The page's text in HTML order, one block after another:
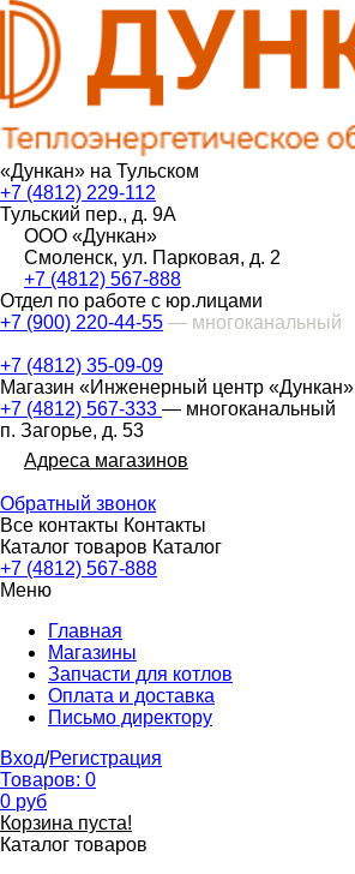
«Дункан» на Тульском
+7 (4812) 229-112
Тульский пер., д. 9А
ООО «Дункан»
Смоленск, ул. Парковая, д. 2
+7 (4812) 567-888
Отдел по работе с юр.лицами
+7 (900) 220-44-55 — многоканальный
+7 (4812) 35-09-09
Магазин «Инженерный центр «Дункан»
+7 (4812) 567-333 — многоканальный
п. Загорье, д. 53
Адреса магазинов
Обратный звонок
Все контакты Контакты
Каталог товаров Каталог
+7 (4812) 567-888
Меню
Главная
Магазины
Запчасти для котлов
Оплата и доставка
Письмо директору
Вход/Регистрация
Товаров: 0
0 руб
Корзина пуста!
Каталог товаров